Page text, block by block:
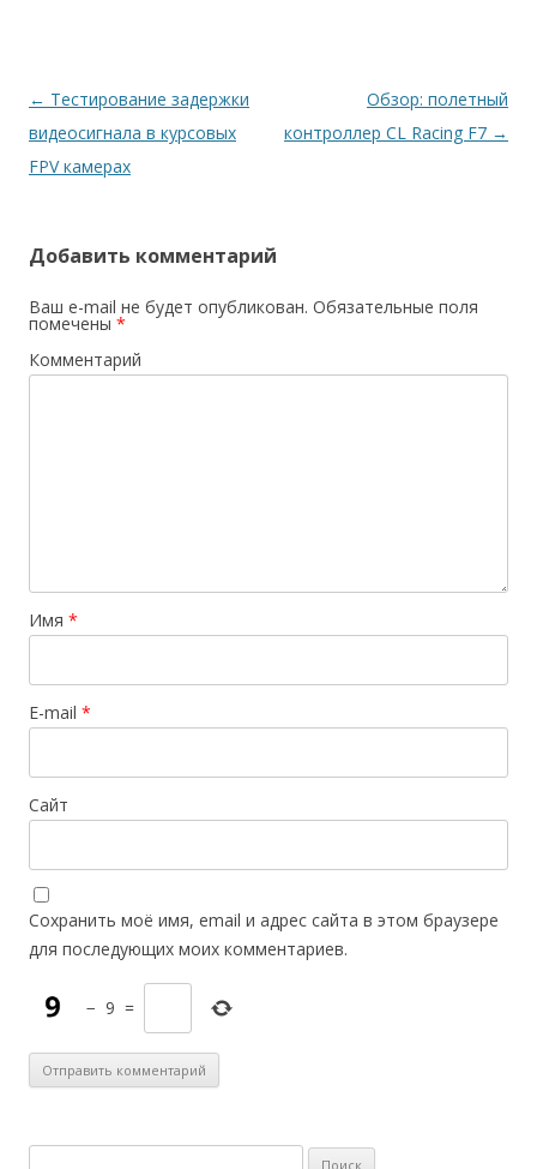
Навигация
по
записям
← Тестирование задержки
видеосигнала в курсовых
FPV камерах
Обзор: полетный
контроллер CL Racing F7 →
Добавить комментарий
Ваш e-mail не будет опубликован. Обязательные поля
помечены *
Комментарий
Имя *
E-mail *
Сайт
Сохранить моё имя, email и адрес сайта в этом браузере
для последующих моих комментариев.
− 9 =